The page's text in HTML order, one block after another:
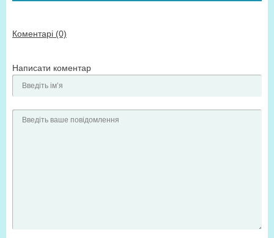
Коментарі (0)
Написати коментар